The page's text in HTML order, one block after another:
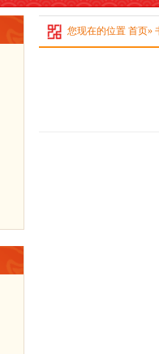
您现在的位置 首页»